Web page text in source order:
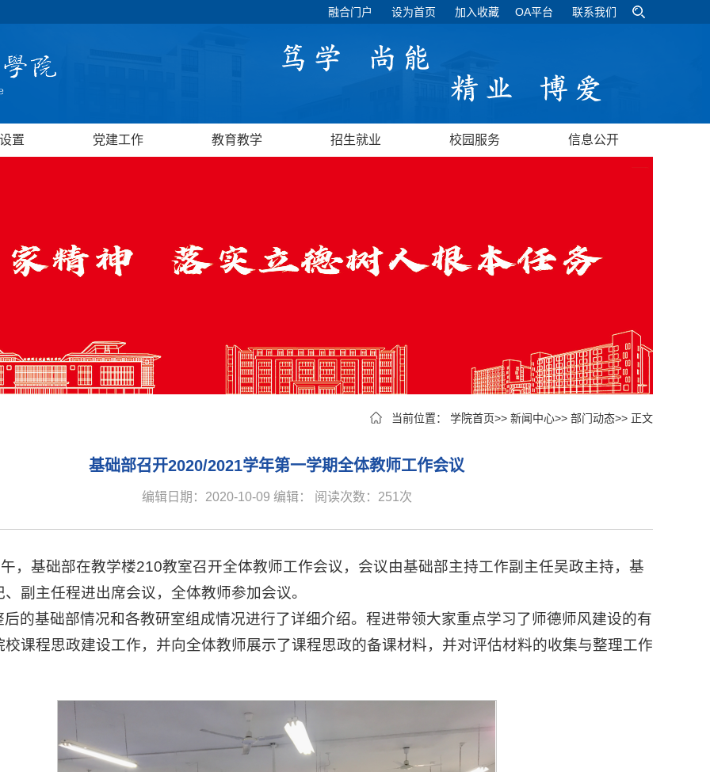
融合门户 设为首页 加入收藏 OA平台 联系我们
置 党建工作 教育教学 招生就业 校园服务 信息公开
当前位置： 学院首页>> 新闻中心>> 部门动态>> 正文
基础部召开2020/2021学年第一学期全体教师工作会议
编辑日期：2020-10-09 编辑： 阅读次数： 251 次
，基础部在教学楼210教室召开全体教师工作会议，会议由基础部主持工作副主任吴政主持，基
副主任程进出席会议，全体教师参加会议。
后的基础部情况和各教研室组成情况进行了详细介绍。程进带领大家重点学习了师德师风建设的有
校课程思政建设工作，并向全体教师展示了课程思政的备课材料，并对评估材料的收集与整理工作